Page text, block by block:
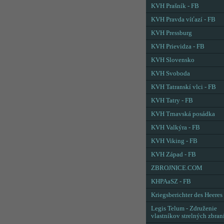
KVH Prašník - FB
KVH Pravda víťazí - FB
KVH Pressburg
KVH Prievidza - FB
KVH Slovensko
KVH Svoboda
KVH Tatranskí vlci - FB
KVH Tatry - FB
KVH Trnavská posádka
KVH Valkýra - FB
KVH Viking - FB
KVH Západ - FB
ZBROJNICE.COM
KHPAaSZ - FB
Kriegsberichter des Heeres
Legis Telum - Združenie
vlastníkov strelných